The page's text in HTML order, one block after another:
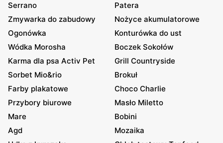
Serrano
Patera
Zmywarka do zabudowy
Nożyce akumulatorowe
Ogonówka
Konturówka do ust
Wódka Morosha
Boczek Sokołów
Karma dla psa Activ Pet
Grill Countryside
Sorbet Mio&rio
Brokuł
Farby plakatowe
Choco Charlie
Przybory biurowe
Masło Miletto
Mare
Bobini
Agd
Mozaika